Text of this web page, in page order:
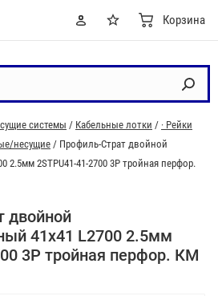
Корзина
системы / Кабельные лотки / · Рейки
несущие / Профиль-Страт двойной
2.5мм 2STPU41-41-2700 3P тройная перфор.
двойной
41х41 L2700 2.5мм
3P тройная перфор. КМ